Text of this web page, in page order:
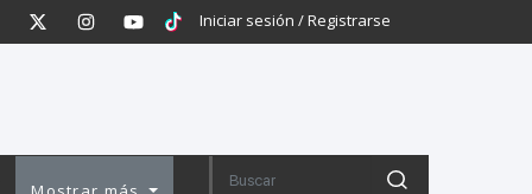
Iniciar sesión / Registrarse